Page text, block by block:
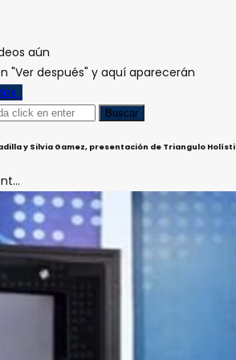
aún
"Ver después" y aquí aparecerán
y Silvia Gamez, presentación de Triangulo